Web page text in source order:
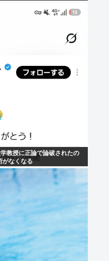
教授に正論で論破されたの
がなくなる